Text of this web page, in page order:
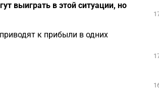
выиграть в этой ситуации, но
к прибыли в одних